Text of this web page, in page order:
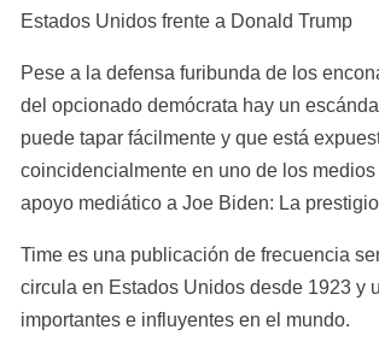
Estados Unidos frente a Donald Trump
Pese a la defensa furibunda de los
del opcionado demócrata hay un
puede tapar fácilmente y que está
coincidencialmente en uno de los
apoyo mediático a Joe Biden: La
Time es una publicación de frecuencia
circula en Estados Unidos desde 1923 y
importantes e influyentes en el mundo.